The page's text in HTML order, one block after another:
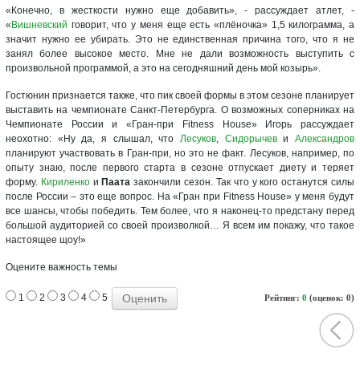
«Конечно, в жесткости нужно еще добавить», - рассуждает атлет, -
« Вишневский говорит, что у меня еще есть «плёночка» 1,5 килограмма, а
значит нужно ее убирать. Это не единственная причина того, что я не
занял более высокое место. Мне не дали возможность выступить с
произвольной программой, а это на сегодняшний день мой козырь».
Гостюнин признается также, что пик своей формы в этом сезоне планирует
выставить на чемпионате Санкт-Петербурга. О возможных соперниках на
Чемпионате России и «Гран-при Fitness House» Игорь рассуждает
неохотно: «Ну да, я слышал, что Лесуков, СидорычевиАлександров
планируют участвовать в Гран-при, но это не факт. Лесуков, например, по
опыту знаю, после первого старта в сезоне отпускает диету и теряет
форму. Кириленкои Паата закончили сезон. Так что у кого останутся силы
после России – это еще вопрос. На «Гран при Fitness House» у меня будут
все шансы, чтобы победить. Тем более, что я наконец-то предстану перед
большой аудиторией со своей произволкой… Я всем им покажу, что такое
настоящее щоу!»
Оцените важность темы
Рейтинг: 0 (оценок: 0)
1 2 3 4 5